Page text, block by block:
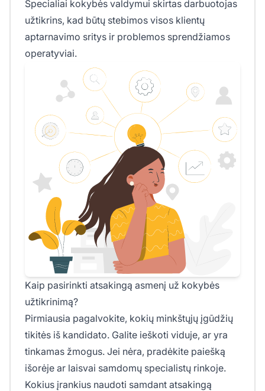
Specialiai kokybės valdymui skirtas darbuotojas
užtikrins, kad būtų stebimos visos klientų
aptarnavimo sritys ir problemos sprendžiamos
operatyviai.
Kaip pasirinkti atsakingą asmenį už kokybės
užtikrinimą?
Pirmiausia pagalvokite, kokių minkštųjų įgūdžių
tikitės iš kandidato. Galite ieškoti viduje, ar yra
tinkamas žmogus. Jei nėra, pradėkite paiešką
išorėje ar laisvai samdomų specialistų rinkoje.
Kokius įrankius naudoti samdant atsakingą